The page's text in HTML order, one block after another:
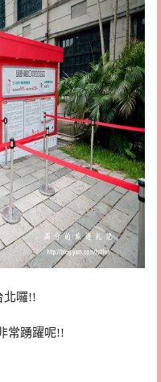
北囉!!
常踴躍呢!!